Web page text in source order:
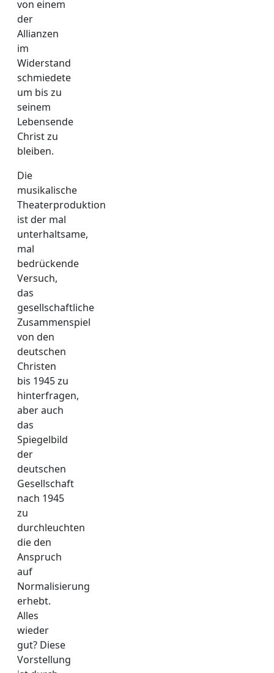
von einem
der
Allianzen
im
Widerstand
schmiedete
um bis zu
seinem
Lebensende
Christ zu
bleiben.
Die
musikalische
Theaterproduktion
ist der mal
unterhaltsame,
mal
bedrückende
Versuch,
das
gesellschaftliche
Zusammenspiel
von den
deutschen
Christen
bis 1945 zu
hinterfragen,
aber auch
das
Spiegelbild
der
deutschen
Gesellschaft
nach 1945
zu
durchleuchten
die den
Anspruch
auf
Normalisierung
erhebt.
Alles
wieder
gut? Diese
Vorstellung